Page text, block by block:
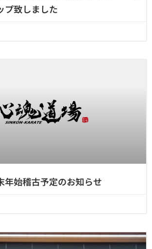
プ致しました
年始稽古予定のお知らせ